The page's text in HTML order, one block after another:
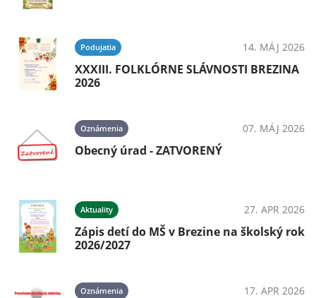
Podujatia 14. MÁJ 2026
XXXIII. FOLKLÓRNE SLÁVNOSTI BREZINA
2026
Oznámenia 07. MÁJ 2026
Obecný úrad - ZATVORENÝ
Aktuality 27. APR 2026
Zápis detí do MŠ v Brezine na školský rok
2026/2027
Oznámenia 17. APR 2026